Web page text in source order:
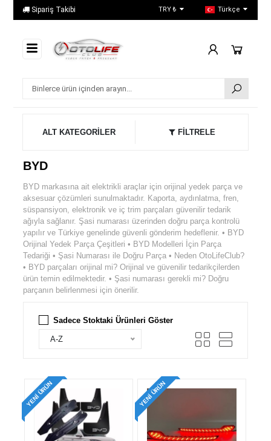
Sipariş Takibi Yardım İletişim
TRY ₺ Türkçe
ALT KATEGORİLER FİLTRELE
BYD
BYD markasına ait elektrikli araçlar için orijinal yedek parça ve
aksesuar çözümleri sunulmaktadır. Kaporta, aydınlatma, fren,
süspansiyon, elektronik ve iç trim parçaları güvenilir tedarik
ağıyla sağlanır. Şasi numarası üzerinden doğru parça kontrolü
yapılır ve Türkiye genelinde güvenli gönderim hedeflenir. • BYD
Orijinal Yedek Parça Çeşitleri • BYD Modelleri İçin Parça
Tedariği • Şasi Numarası ile Doğru Parça • Neden OtoLifeClub?
• BYD parçaları orijinal mi? Orijinal ve güvenilir tedarikçilerden
ürün temin edilmektedir. • Şasi numarası gerekli mi? Doğru
parçanın belirlenmesi için önerilir.
Sadece Stoktaki Ürünleri Göster
A-Z
YENI ÜRÜN YENI ÜRÜN